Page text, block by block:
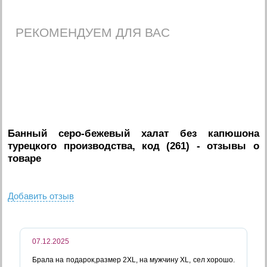
РЕКОМЕНДУЕМ ДЛЯ ВАС
Банный серо-бежевый халат без капюшона
турецкого производства, код (261) - отзывы о
товаре
Добавить отзыв
07.12.2025
Брала на подарок,размер 2XL, на мужчину XL, сел хорошо.